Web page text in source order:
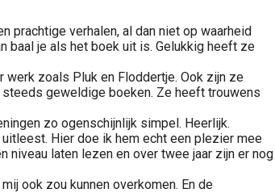
prachtige verhalen, al dan niet op waarheid
baal je als het boek uit is. Gelukkig heeft ze
werk zoals Pluk en Floddertje. Ook zijn ze
geweldige boeken. Ze heeft trouwens
zo ogenschijnlijk simpel. Heerlijk.
Hier doe ik hem echt een plezier mee
niveau laten lezen en over twee jaar zijn er nog
ook zou kunnen overkomen. En de